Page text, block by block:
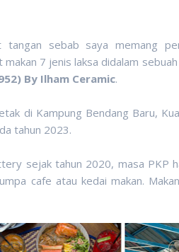
sebab saya memang
7 jenis laksa didalam
By Ilham Ceramic.
di Kampung Bendang Baru,
tahun 2023.
sejak tahun 2020, masa PKP
cafe atau kedai makan.